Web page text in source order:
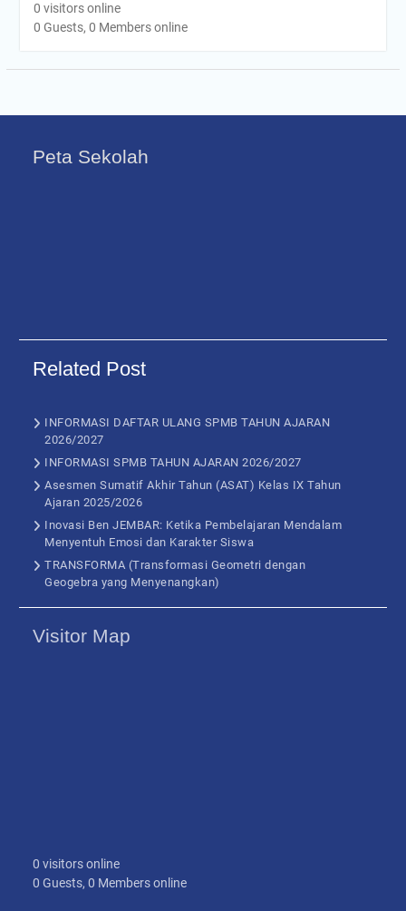
0 visitors online
0 Guests, 0 Members online
Peta Sekolah
Related Post
INFORMASI DAFTAR ULANG SPMB TAHUN AJARAN
2026/2027
INFORMASI SPMB TAHUN AJARAN 2026/2027
Asesmen Sumatif Akhir Tahun (ASAT) Kelas IX Tahun
Ajaran 2025/2026
Inovasi Ben JEMBAR: Ketika Pembelajaran Mendalam
Menyentuh Emosi dan Karakter Siswa
TRANSFORMA (Transformasi Geometri dengan
Geogebra yang Menyenangkan)
Visitor Map
0 visitors online
0 Guests, 0 Members online